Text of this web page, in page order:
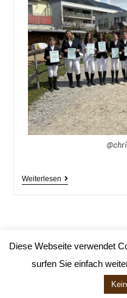
Weiterlesen
Diese Webseite verwendet
surfen Sie einfach